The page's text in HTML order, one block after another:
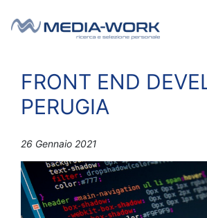
Navigazione
FRONT END
PERUGIA
26 Gennaio 2021